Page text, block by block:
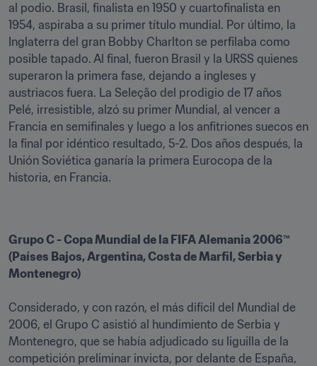
al podio. Brasil, finalista en 1950 y cuartofinalista en
1954, aspiraba a su primer título mundial. Por último, la
Inglaterra del gran Bobby Charlton se perfilaba como
posible tapado. Al final, fueron Brasil y la URSS quienes
superaron la primera fase, dejando a ingleses y
austriacos fuera. La Seleção del prodigio de 17 años
Pelé, irresistible, alzó su primer Mundial, al vencer a
Francia en semifinales y luego a los anfitriones suecos en
la final por idéntico resultado, 5-2. Dos años después, la
Unión Soviética ganaría la primera Eurocopa de la
historia, en Francia.
Grupo C - Copa Mundial de la FIFA Alemania 2006™
(Países Bajos, Argentina, Costa de Marfil, Serbia y
Montenegro)
Considerado, y con razón, el más difícil del Mundial de
2006, el Grupo C asistió al hundimiento de Serbia y
Montenegro, que se había adjudicado su liguilla de la
competición preliminar invicta, por delante de España,